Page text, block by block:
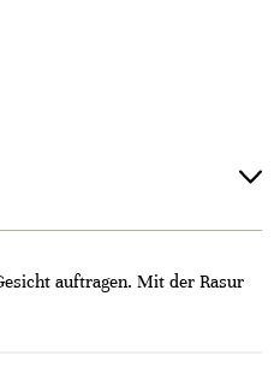
auftragen. Mit der Rasur